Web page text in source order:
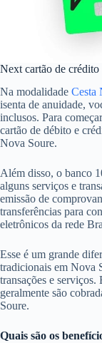
Next cartão de crédito
Na modalidade Cesta
isenta de anuidade,
inclusos. Para
cartão de débito e
Nova Soure.
Além disso, o banco
alguns serviços e
emissão de
transferências para
eletrônicos da rede
Esse é um grande
tradicionais em Nova
transações e serviços.
geralmente são
Soure.
Quais são os